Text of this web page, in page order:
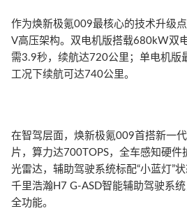
作为焕新极氪009最核心的技术升级
V高压架构。双电机版搭载680kW双
需3.9秒，续航达720公里；单电机版
工况下续航可达740公里。
在智驾层面，焕新极氪009首搭新一
片，算力达700TOPS，全车感知硬
光雷达，辅助驾驶系统标配“小蓝灯”
千里浩瀚H7 G-ASD智能辅助驾驶系
全功能。